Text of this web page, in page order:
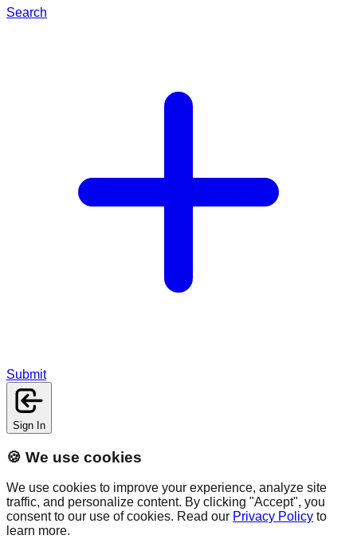
Search
Submit
Sign In
🍪 We use cookies
We use cookies to improve your experience, analyze site
traffic, and personalize content. By clicking "Accept", you
consent to our use of cookies. Read our Privacy Policy to
learn more.